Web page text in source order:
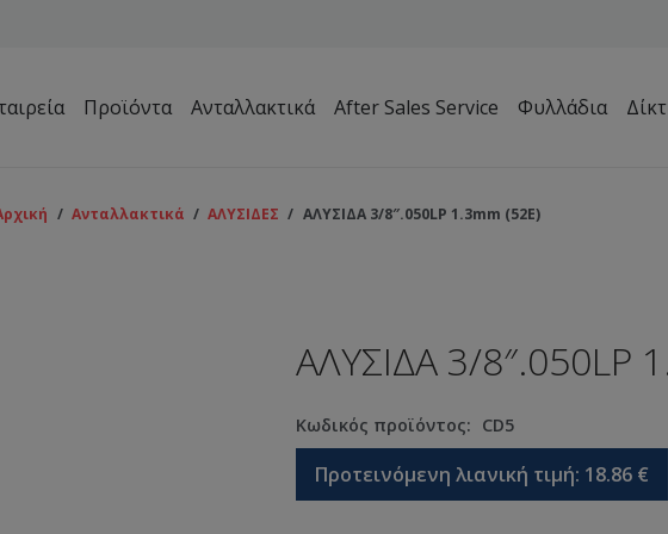
Προϊόντα Ανταλλακτικά After Sales Service Φυλλάδια
/ Ανταλλακτικά / ΑΛΥΣΙΔΕΣ / ΑΛΥΣΙΔΑ 3/8″.050LP 1.3mm (52Ε)
ΑΛΥΣΙΔΑ 3/8″.050LP
Κωδικός προϊόντος: CD5
Προτεινόμενη λιανική τιμή: 18.86 €